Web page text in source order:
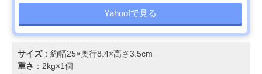
Yahoo!で見る
サイズ：約幅25×奥行8.4×高さ3.5cm
重さ ：2kg×1個